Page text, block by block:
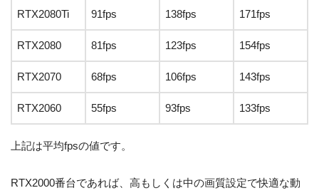
RTX2080Ti 91fps 138fps 171fps
RTX2080 81fps 123fps 154fps
RTX2070 68fps 106fps 143fps
RTX2060 55fps 93fps 133fps
上記は平均fpsの値です。
RTX2000番台であれば、高もしくは中の画質設定で快適な動